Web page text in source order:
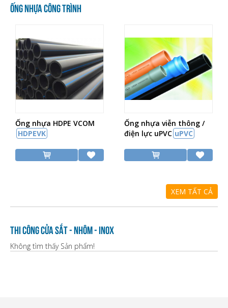
Ống nhựa Công trình
Ống nhựa HDPE VCOM
HDPEVK
Ống nhựa viễn thông /
điện lực uPVC uPVC
XEM TẤT CẢ
Thi công cửa sắt - nhôm - inox
Không tìm thấy Sản phẩm!